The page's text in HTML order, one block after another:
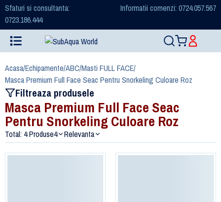
Sfaturi si consultanta:
0723.186.444
Informatii comenzi: 0724.057.567
Acasa/Echipamente/ABC/Masti FULL FACE/
Masca Premium Full Face Seac Pentru Snorkeling Culoare Roz
Filtreaza produsele
Masca Premium Full Face Seac
Pentru Snorkeling Culoare Roz
Total: 4 Produse4 Relevanta